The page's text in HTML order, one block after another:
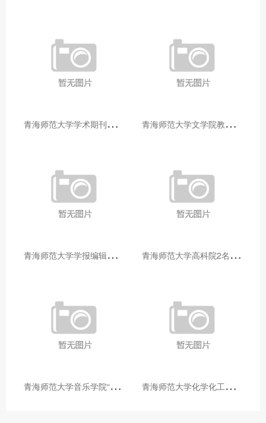
青
海师范大学学术期刊两个专栏入选2025年青海省期刊重点专栏 青
海师范大学文学院教师赴山东省相关高校和学术机构交流学习
青
海师范大学学报编辑部赴大通县城关镇上毛佰胜村开展帮扶慰问活动 青
海师范大学高科院2名专家当选中国科学院院士
青
海师范大学音乐学院“青舞华章”本科舞蹈专业中期汇报圆满落幕 青
海师范大学化学化工学院开展铸牢中华民族共同体意识大讲堂活动